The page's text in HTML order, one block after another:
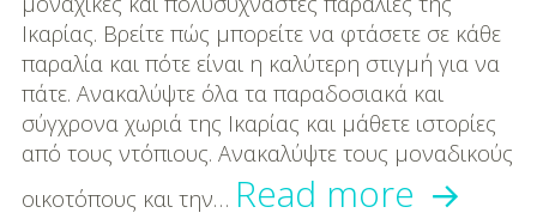
Υγεία – Ψυχολογία
Ικαρίας. Βρείτε πώς μπορείτε να φτάσετε σε κάθε
παραλία και πότε είναι η καλύτερη στιγμή για να
πάτε. Ανακαλύψτε όλα τα παραδοσιακά και
σύγχρονα χωριά της Ικαρίας και μάθετε ιστορίες
από τους ντόπιους. Ανακαλύψτε τους μοναδικούς
οικοτόπους και την… Read more